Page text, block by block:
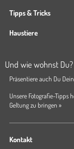
Tipps & Tricks
Haustiere
Und wie wohnst Du?
Präsentiere auch Du
Unsere Fotografie-Tipps
Geltung zu bringen »
Kontakt